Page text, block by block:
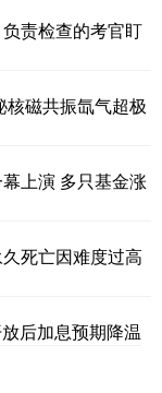
责检查的考官盯
磁共振氙气超极
上演 多只基金涨
死亡因难度过高
后加息预期降温